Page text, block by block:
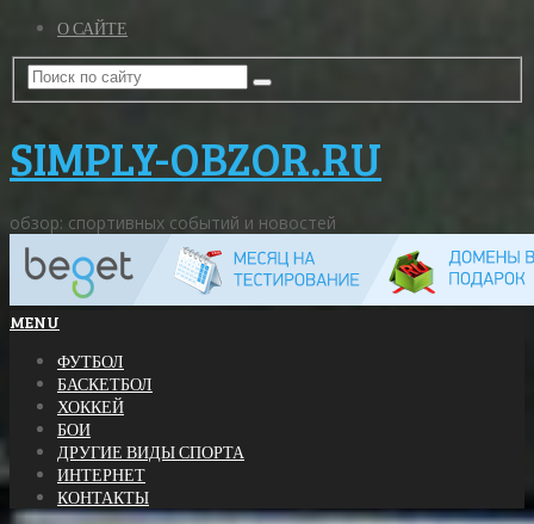
О САЙТЕ
SIMPLY-OBZOR.RU
обзор: спортивных событий и новостей
MENU
ФУТБОЛ
БАСКЕТБОЛ
ХОККЕЙ
БОИ
ДРУГИЕ ВИДЫ СПОРТА
ИНТЕРНЕТ
КОНТАКТЫ